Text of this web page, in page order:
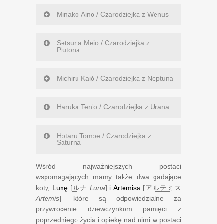
Minako Aino / Czarodziejka z Wenus
Setsuna Meiō / Czarodziejka z
Plutona
Michiru Kaiō / Czarodziejka z Neptuna
Haruka Ten’ō / Czarodziejka z Urana
Hotaru Tomoe / Czarodziejka z
Saturna
Wśród najważniejszych postaci
wspomagających mamy także dwa gadające
koty, Lunę [ルナ Luna] i Artemisa [アルテミス
Artemis], które są odpowiedzialne za
przywrócenie dziewczynkom pamięci z
poprzedniego życia i opiekę nad nimi w postaci